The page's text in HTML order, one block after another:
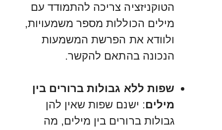
הטוקניזציה צריכה להתמודד עם
מילים הכוללות מספר משמעויות,
ולוודא את הפרשת המשמעות
הנכונה בהתאם להקשר.
שפות ללא גבולות ברורים בין
מילים: ישנם שפות שאין להן
גבולות ברורים בין מילים, מה